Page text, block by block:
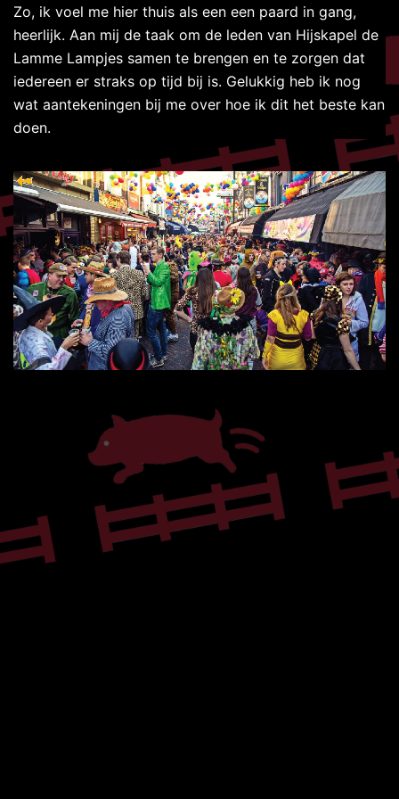
Meteen
naar
de
inhoud
Zo, ik voel me hier thuis als een een paard in gang,
heerlijk. Aan mij de taak om de leden van Hijskapel de
Lamme Lampjes samen te brengen en te zorgen dat
iedereen er straks op tijd bij is. Gelukkig heb ik nog
wat aantekeningen bij me over hoe ik dit het beste kan
doen.